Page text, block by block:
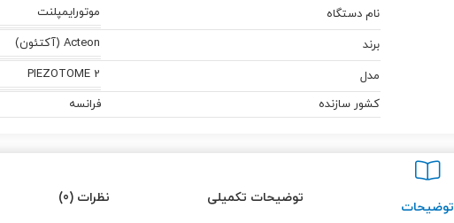
نام دستگاه موتورایمپلنت
برند Acteon (آکتئون)
مدل
PIEZOTOME 2
کشور سازنده
فرانسه
توضیحات
توضیحات تکمیلی نظرات (0)